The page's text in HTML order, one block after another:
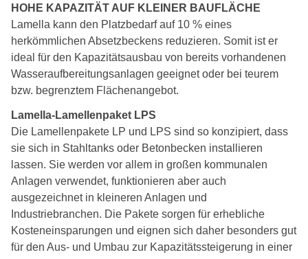
HOHE KAPAZITÄT AUF KLEINER BAUFLÄCHE
Lamella kann den Platzbedarf auf 10 % eines
herkömmlichen Absetzbeckens reduzieren. Somit ist er
ideal für den Kapazitätsausbau von bereits vorhandenen
Wasseraufbereitungsanlagen geeignet oder bei teurem
bzw. begrenztem Flächenangebot.
Lamella-Lamellenpaket LPS
Die Lamellenpakete LP und LPS sind so konzipiert, dass
sie sich in Stahltanks oder Betonbecken installieren
lassen. Sie werden vor allem in großen kommunalen
Anlagen verwendet, funktionieren aber auch
ausgezeichnet in kleineren Anlagen und
Industriebranchen. Die Pakete sorgen für erhebliche
Kosteneinsparungen und eignen sich daher besonders gut
für den Aus- und Umbau zur Kapazitätssteigerung in einer